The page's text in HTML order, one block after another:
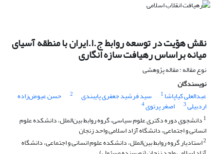
نقش هوّیت در توسعه روابط ج.ا.ایران با منطقه آسیای
میانه براساس رهیافت سازه انگاری
نوع مقاله : مقاله پژوهشی
نویسندگان
عبدالعلی کیاپاشا 1 سید فرشید جعفری پایبندی 2 حسن عیوض‌زاده
اردبیلی3 اصغر پرتوی4
1 دانشجوی دوره دکتری علوم سیاسی، گروه روابط بین‌الملل، دانشکده علوم
انسانی و اجتماعی، دانشگاه آزاد اسلامی واحد زنجان
2استادیار گروه روابط بین‌الملل، دانشکده علوم انسانی و اجتماعی، دانشگاه